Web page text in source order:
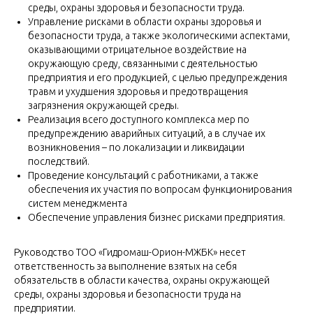
среды, охраны здоровья и безопасности труда.
Управление рисками в области охраны здоровья и
безопасности труда, а также экологическими аспектами,
оказывающими отрицательное воздействие на
окружающую среду, связанными с деятельностью
предприятия и его продукцией, с целью предупреждения
травм и ухудшения здоровья и предотвращения
загрязнения окружающей среды.
Реализация всего доступного комплекса мер по
предупреждению аварийных ситуаций, а в случае их
возникновения – по локализации и ликвидации
последствий.
Проведение консультаций с работниками, а также
обеспечения их участия по вопросам функционирования
систем менеджмента
Обеспечение управления бизнес рисками предприятия.
Руководство ТОО «Гидромаш-Орион-МЖБК» несет
ответственность за выполнение взятых на сeбя
обязательств в области качества, охраны окружающей
среды, охраны здоровья и безопасности труда на
предприятии.